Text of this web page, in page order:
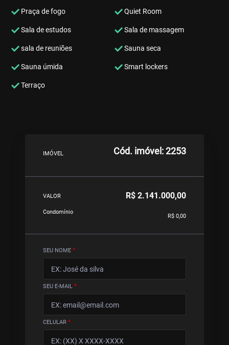
Praça de fogo Quiet Room
Sala de estudos Sala de massagem
sala de reuniões Sauna seca
Sauna úmida Smart lockers
Terraço
IMÓVEL Cód. imóvel: 2253
VALOR R$ 2.141.000,00
Condomínio
R$ 0,00
SEU NOME *
SEU E-MAIL *
CELULAR *